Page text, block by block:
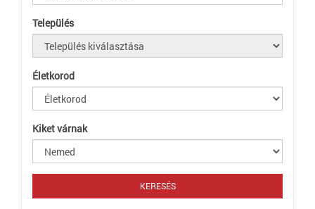
Település
Életkorod
Kiket várnak